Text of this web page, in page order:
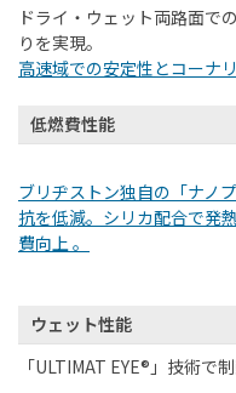
ドライ・ウェット両路面で
りを実現。
高速域での安定性とコーナ
低燃費性能
ブリヂストン独自の「ナノ
抗を低減。シリカ配合で発
費向上 。
ウェット性能
「ULTIMAT EYE® 」技術で